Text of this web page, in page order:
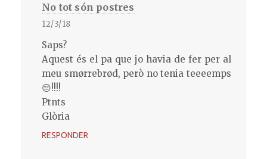
No tot són postres
12/3/18
Saps?
Aquest és el pa que jo havia de fer per al
meu smørrebrød, però no tenia teeeemps
😔!!!!
Ptnts
Glòria
RESPONDER